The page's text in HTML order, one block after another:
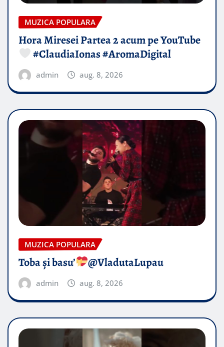
MUZICA POPULARA
Hora Miresei Partea 2 acum pe YouTube
#ClaudiaIonas #AromaDigital
admin aug. 8, 2026
MUZICA POPULARA
Toba și basu’ @VladutaLupau
admin aug. 8, 2026